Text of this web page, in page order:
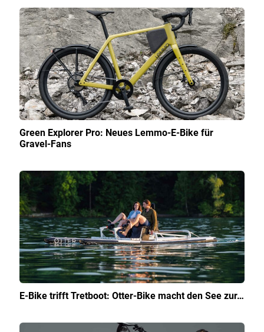
Green Explorer Pro: Neues Lemmo-E-Bike für
Gravel-Fans
E-Bike trifft Tretboot: Otter-Bike macht den See zur…